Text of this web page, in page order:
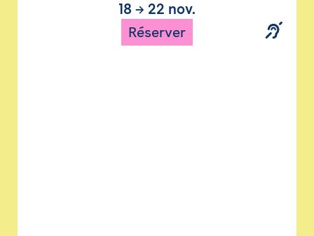
18 → 22 nov.
Réserver